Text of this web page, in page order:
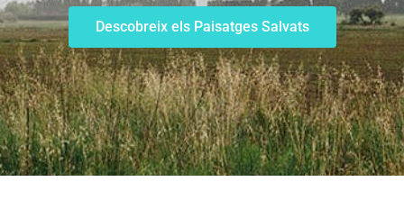
Descobreix els Paisatges Salvats